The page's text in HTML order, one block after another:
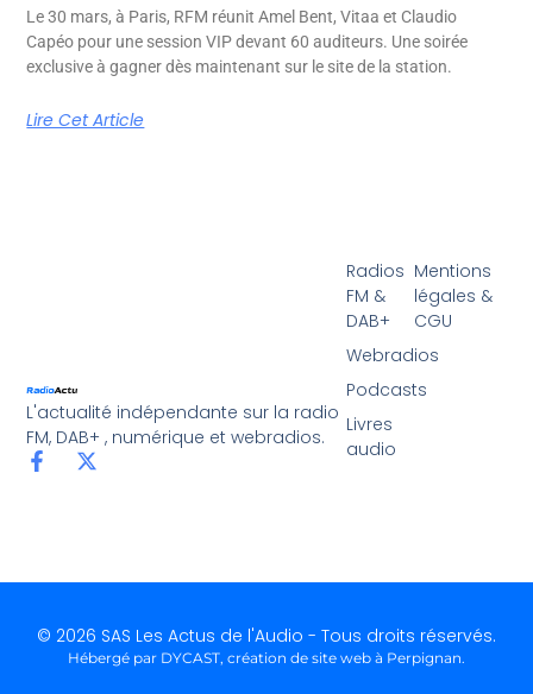
Le 30 mars, à Paris, RFM réunit Amel Bent, Vitaa et Claudio
Capéo pour une session VIP devant 60 auditeurs. Une soirée
exclusive à gagner dès maintenant sur le site de la station.
Lire Cet Article
L'actualité indépendante sur la radio
FM, DAB+ , numérique et webradios.
Radios
FM &
DAB+
Webradios
Podcasts
Livres
audio
Mentions
légales &
CGU
© 2026 SAS Les Actus de l'Audio - Tous droits réservés.
Hébergé par DYCAST, création de site web à Perpignan.